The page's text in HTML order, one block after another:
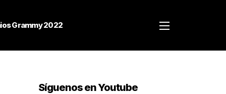
Grammy 2022
Síguenos en Youtube